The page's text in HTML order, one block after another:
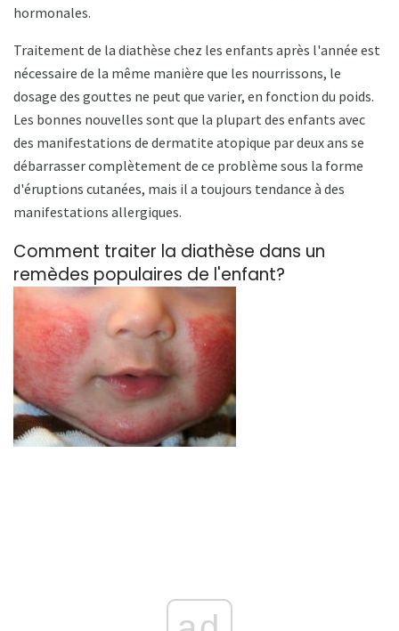
hormonales.
Traitement de la diathèse chez les enfants après l'année est
nécessaire de la même manière que les nourrissons, le
dosage des gouttes ne peut que varier, en fonction du poids.
Les bonnes nouvelles sont que la plupart des enfants avec
des manifestations de dermatite atopique par deux ans se
débarrasser complètement de ce problème sous la forme
d'éruptions cutanées, mais il a toujours tendance à des
manifestations allergiques.
Comment traiter la diathèse dans un
remèdes populaires de l'enfant?